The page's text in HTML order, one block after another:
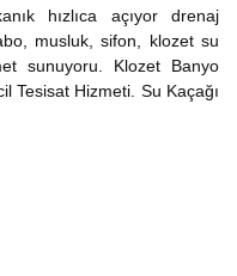
hızlıca açıyor drenaj
musluk, sifon, klozet su
sunuyoru. Klozet Banyo
Tesisat Hizmeti. Su Kaçağı